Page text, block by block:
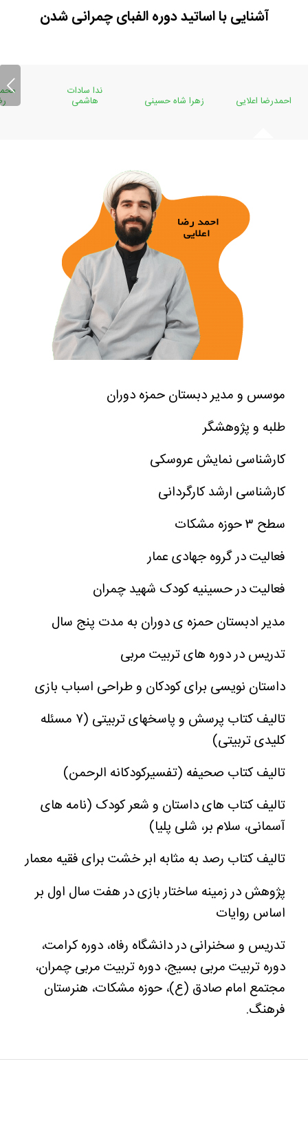
آشنایی با اساتید دوره الفبای چمرانی شدن
احمدرضا اعلایی زهرا شاه حسینی
ندا سادات
هاشمی
قبلی
موسس و مدیر دبستان حمزه دوران
طلبه و پژوهشگر
کارشناسی نمایش عروسکی
کارشناسی ارشد کارگردانی
سطح ۳ حوزه مشکات
فعالیت در گروه جهادی عمار
فعالیت در حسینیه کودک شهید چمران
مدیر ادبستان حمزه ی دوران به مدت پنج سال
تدریس در دوره های تربیت مربی
داستان نویسی برای کودکان و طراحی اسباب بازی
تالیف کتاب پرسش و پاسخهای تربیتی (۷ مسئله
کلیدی تربیتی)
تالیف کتاب صحیفه (تفسیرکودکانه الرحمن)
تالیف کتاب های داستان و شعر کودک (نامه های
آسمانی، سلام بر، شلی پلیا)
تالیف کتاب رصد به مثابه ابر خشت برای فقیه معمار
پژوهش در زمینه ساختار بازی در هفت سال اول بر
اساس روایات
تدریس و سخنرانی در دانشگاه رفاه، دوره کرامت،
دوره تربیت مربی بسیج، دوره تربیت مربی چمران،
مجتمع امام صادق (ع)، حوزه مشکات، هنرستان
فرهنگ.